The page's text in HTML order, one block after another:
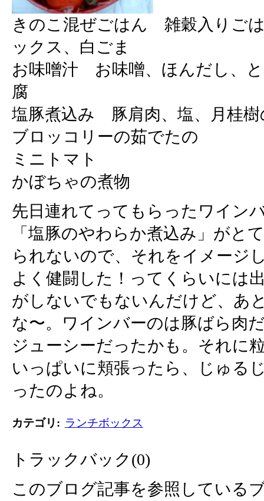
きのこ混ぜごはん 雑穀入りご
ックス、白ごま
お味噌汁 お味噌、ほんだし、
腐
塩豚煮込み 豚肩肉、塩、月桂樹
ブロッコリーの茹でたの
ミニトマト
かぼちゃの煮物
先日連れてってもらったワイン
「塩豚のやわらか煮込み」がと
られないので、それをイメージ
よく健闘した！ってくらいには
がしないでもないんだけど、あ
な〜。ワインバーのは豚ばら肉
ジューシーだったかも。それに
いっぱいに頬張ったら、じゅる
ったのよね。
カテゴリ : ランチボックス
トラックバック(0)
このブログ記事を参照している